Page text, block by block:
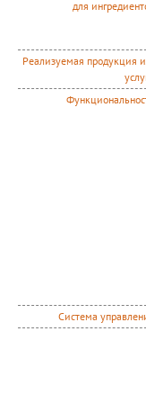
для
Реализуемая продукция
Система